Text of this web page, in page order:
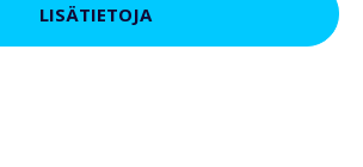
LISÄTIETOJA